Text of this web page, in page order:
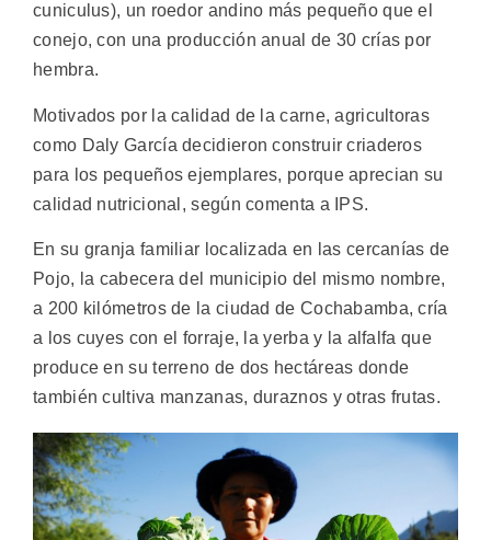
cuniculus), un roedor andino más pequeño que el
conejo, con una producción anual de 30 crías por
hembra.
Motivados por la calidad de la carne, agricultoras
como Daly García decidieron construir criaderos
para los pequeños ejemplares, porque aprecian su
calidad nutricional, según comenta a IPS.
En su granja familiar localizada en las cercanías de
Pojo, la cabecera del municipio del mismo nombre,
a 200 kilómetros de la ciudad de Cochabamba, cría
a los cuyes con el forraje, la yerba y la alfalfa que
produce en su terreno de dos hectáreas donde
también cultiva manzanas, duraznos y otras frutas.